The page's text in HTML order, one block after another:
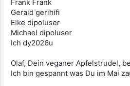
Frank Frank
Gerald gerihifi
Elke dipoluser
Michael dipoluser
Ich dy2026u
Olaf, Dein veganer Apfelstrudel,
Ich bin gespannt was Du im Mai